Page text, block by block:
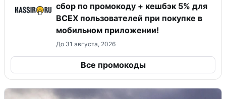
сбор по промокоду + кешбэк 5% для
ВСЕХ пользователей при покупке в
мобильном приложении!
До 31 августа, 2026
Все промокоды